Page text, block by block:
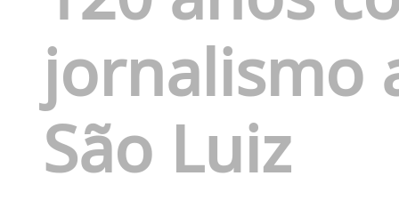
jornalismo
São Luiz